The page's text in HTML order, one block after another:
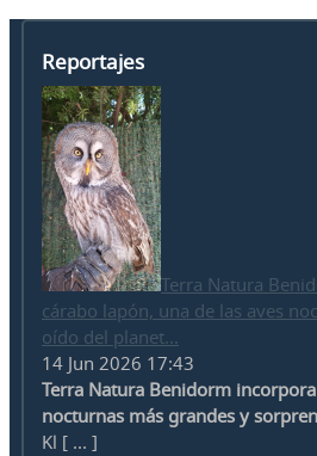
Reportajes
Terra Natura
cárabo lapón, una de las aves
oído del planet...
14 Jun 2026 17:43
Terra Natura Benidorm
nocturnas más grandes y
Kl [ ... ]